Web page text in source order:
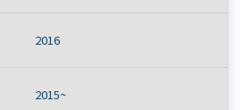
2016
2015~